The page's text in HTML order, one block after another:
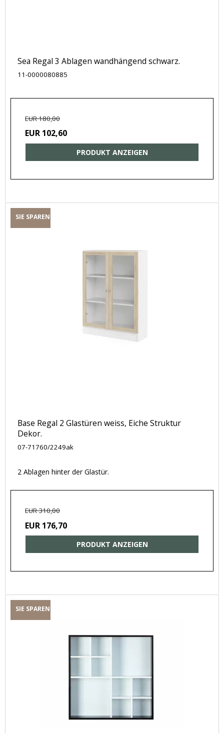
Sea Regal 3 Ablagen wandhängend schwarz.
11-0000080885
EUR 180,00
EUR 102,60
PRODUKT ANZEIGEN
SIE SPAREN
Base Regal 2 Glastüren weiss, Eiche Struktur
Dekor.
07-71760/2249ak
2 Ablagen hinter der Glastür.
EUR 310,00
EUR 176,70
PRODUKT ANZEIGEN
SIE SPAREN